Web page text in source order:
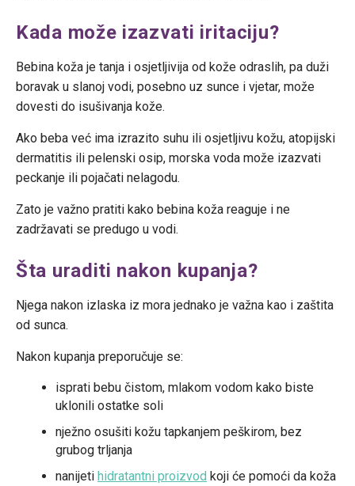
Kada može izazvati iritaciju?
Bebina koža je tanja i osjetljivija od kože odraslih, pa duži
boravak u slanoj vodi, posebno uz sunce i vjetar, može
dovesti do isušivanja kože.
Ako beba već ima izrazito suhu ili osjetljivu kožu, atopijski
dermatitis ili pelenski osip, morska voda može izazvati
peckanje ili pojačati nelagodu.
Zato je važno pratiti kako bebina koža reaguje i ne
zadržavati se predugo u vodi.
Šta uraditi nakon kupanja?
Njega nakon izlaska iz mora jednako je važna kao i zaštita
od sunca.
Nakon kupanja preporučuje se:
isprati bebu čistom, mlakom vodom kako biste
uklonili ostatke soli
nježno osušiti kožu tapkanjem peškirom, bez
grubog trljanja
nanijeti hidratantni proizvod koji će pomoći da koža